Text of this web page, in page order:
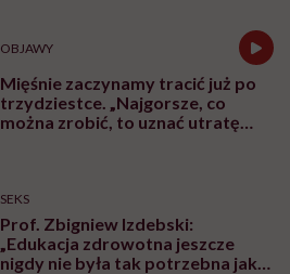
OBJAWY
Mięśnie zaczynamy tracić już po
trzydziestce. „Najgorsze, co
można zrobić, to uznać utratę
SEKS
Prof. Zbigniew Izdebski:
„Edukacja zdrowotna jeszcze
nigdy nie była tak potrzebna jak